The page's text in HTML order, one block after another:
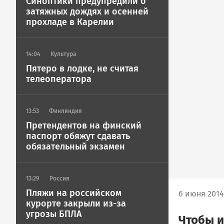
затяжных дождях и осенней
прохладе в Карелии
14:04 Культура
Пятеро в лодке, не считая
телеоператора
13:53 Финляндия
Претендентов на финский
паспорт обяжут сдавать
обязательный экзамен
13:29 Россия
Пляжи на российском
курорте закрыли из-за
угрозы БПЛА
6 июня
Чтобы